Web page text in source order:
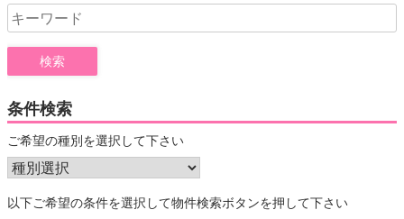
Search
for:
条件検索
ご希望の種別を選択して下さい
以下ご希望の条件を選択して物件検索ボタンを押して下さい